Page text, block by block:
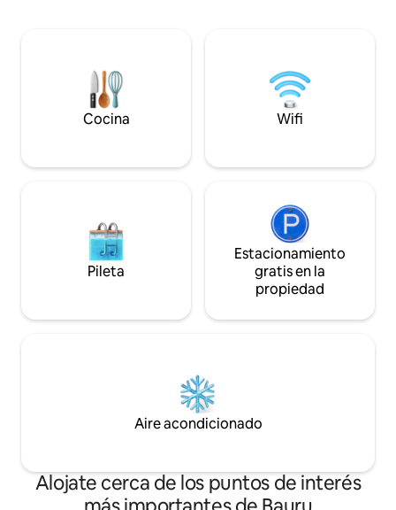
estudiantes, viajeros de negocios o
amantes de la aviación!
Cocina Wifi
Pileta
Estacionamiento
gratis en la
propiedad
Aire acondicionado
Alojate cerca de los puntos de interés